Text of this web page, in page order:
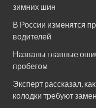
зимних шин
В России изменятся
водителей
Названы главные
пробегом
Эксперт рассказал,
колодки требуют